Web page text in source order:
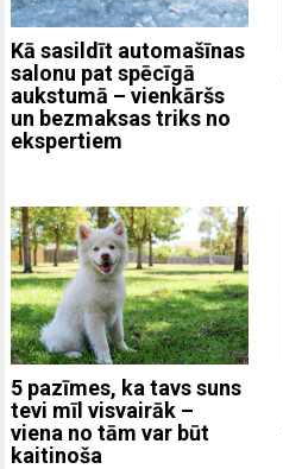
Kā sasildīt automašīnas
salonu pat spēcīgā
aukstumā – vienkāršs
un bezmaksas triks no
ekspertiem
5 pazīmes, ka tavs suns
tevi mīl visvairāk –
viena no tām var būt
kaitinoša